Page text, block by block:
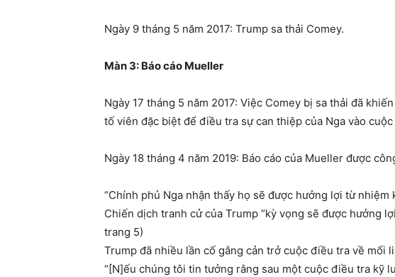
Ngày 9 tháng 5 năm 2017: Trump sa thải Comey.
Màn 3: Báo cáo Mueller
Ngày 17 tháng 5 năm 2017: Việc Comey bị sa thải đã
tố viên đặc biệt để điều tra sự can thiệp của Nga vào cuộc
Ngày 18 tháng 4 năm 2019: Báo cáo của Mueller được
“Chính phủ Nga nhận thấy họ sẽ được hưởng lợi từ
Chiến dịch tranh cử của Trump “kỳ vọng sẽ được hưởng
trang 5)
Trump đã nhiều lần cố gắng cản trở cuộc điều tra về mối
“[N]ếu chúng tôi tin tưởng rằng sau một cuộc điều tra kỹ